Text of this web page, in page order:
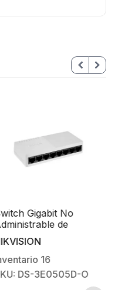
Gigabit No
de
con 5 puertos
/ 100 / 1000 Mbps /
Compacto y
16
DS-3E0505D-O